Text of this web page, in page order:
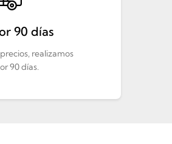
90 días
realizamos
90 días.